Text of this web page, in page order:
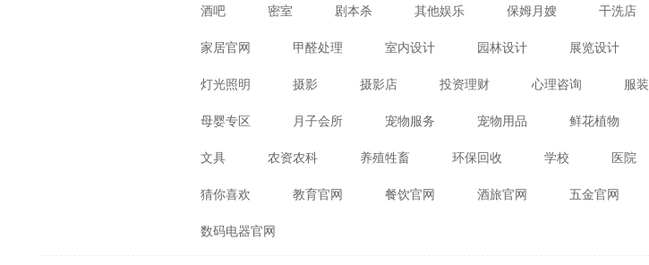
酒吧 密室 剧本杀 其他娱乐 保姆月嫂 干洗店
家居官网 甲醛处理 室内设计 园林设计 展览设计
灯光照明 摄影 摄影店 投资理财 心理咨询 服装
母婴专区 月子会所 宠物服务 宠物用品 鲜花植物
文具 农资农科 养殖牲畜 环保回收 学校 医院
猜你喜欢 教育官网 餐饮官网 酒旅官网 五金官网
数码电器官网